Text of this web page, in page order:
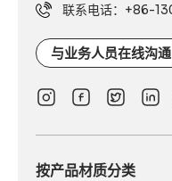
联系电话：+86-
与业务人员在线沟通
按产品材质分类